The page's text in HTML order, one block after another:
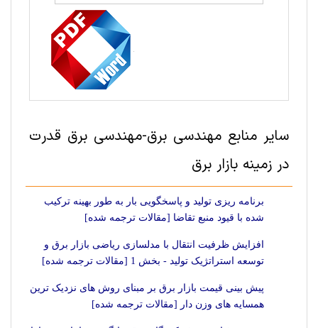
سایر منابع مهندسی برق-مهندسی برق قدرت
در زمینه بازار برق
برنامه ریزی تولید و پاسخگویی بار به طور بهینه ترکیب
شده با قیود منبع تقاضا [مقالات ترجمه شده]
افزایش ظرفیت انتقال با مدلسازی ریاضی بازار برق و
توسعه استراتژیک تولید - بخش 1 [مقالات ترجمه شده]
پیش بینی قیمت بازار برق بر مبنای روش های نزدیک ترین
همسایه های وزن دار [مقالات ترجمه شده]